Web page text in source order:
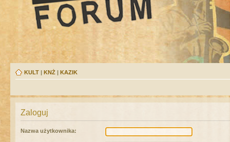
KULT | KNŻ | KAZIK
Zaloguj
Nazwa użytkownika: